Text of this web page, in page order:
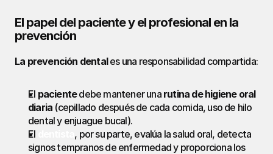
El papel del paciente y el profesional en la
prevención
La prevención dental es una responsabilidad compartida:
El paciente debe mantener una rutina de higiene oral
diaria (cepillado después de cada comida, uso de hilo
dental y enjuague bucal).
El
, por su parte, evalúa la salud oral, detecta
signos tempranos de enfermedad y proporciona los